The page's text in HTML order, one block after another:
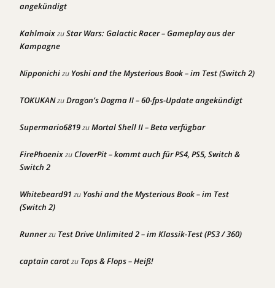
angekündigt
KahlmoixzuStar Wars: Galactic Racer – Gameplay aus der
Kampagne
Nipponichizu Yoshi and the Mysterious Book – im Test (Switch 2)
TOKUKANzuDragon’s Dogma II – 60-fps-Update angekündigt
Supermario6819zuMortal Shell II – Beta verfügbar
FirePhoenixzuCloverPit – kommt auch für PS4, PS5, Switch &
Switch 2
Whitebeard91 zu Yoshi and the Mysterious Book – im Test
(Switch 2)
Runnerzu Test Drive Unlimited 2 – im Klassik-Test (PS3 / 360)
captain carotzu Tops & Flops – Heiß!